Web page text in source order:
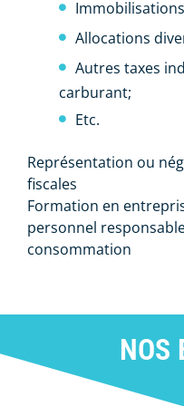
Allocations
Autres taxes
carburant;
Etc.
Représentation ou
fiscales
Formation en
personnel
consommation
NOS